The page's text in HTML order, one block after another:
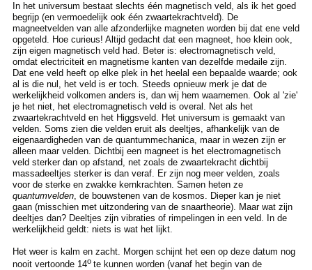
In het universum bestaat slechts één magnetisch veld, als ik het goed
begrijp (en vermoedelijk ook één zwaartekrachtveld). De
magneetvelden van alle afzonderlijke magneten worden bij dat ene veld
opgeteld. Hoe curieus! Altijd gedacht dat een magneet, hoe klein ook,
zijn eigen magnetisch veld had. Beter is: electromagnetisch veld,
omdat electriciteit en magnetisme kanten van dezelfde medaile zijn.
Dat ene veld heeft op elke plek in het heelal een bepaalde waarde; ook
al is die nul, het veld is er toch. Steeds opnieuw merk je dat de
werkelijkheid volkomen anders is, dan wij hem waarnemen. Ook al 'zie'
je het niet, het electromagnetisch veld is overal. Net als het
zwaartekrachtveld en het Higgsveld. Het universum is gemaakt van
velden. Soms zien die velden eruit als deeltjes, afhankelijk van de
eigenaardigheden van de quantummechanica, maar in wezen zijn er
alleen maar velden. Dichtbij een magneet is het electromagnetisch
veld sterker dan op afstand, net zoals de zwaartekracht dichtbij
massadeeltjes sterker is dan veraf. Er zijn nog meer velden, zoals
voor de sterke en zwakke kernkrachten. Samen heten ze
quantumvelden, de bouwstenen van de kosmos. Dieper kan je niet
gaan (misschien met uitzondering van de snaartheorie). Maar wat zijn
deeltjes dan? Deeltjes zijn vibraties of rimpelingen in een veld. In de
werkelijkheid geldt: niets is wat het lijkt.
Het weer is kalm en zacht. Morgen schijnt het een op deze datum nog
nooit vertoonde 14o te kunnen worden (vanaf het begin van de